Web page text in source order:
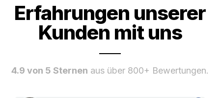
Erfahrungen unserer
Kunden mit uns
4.9 von 5 Sternen aus über 800+ Bewertungen.